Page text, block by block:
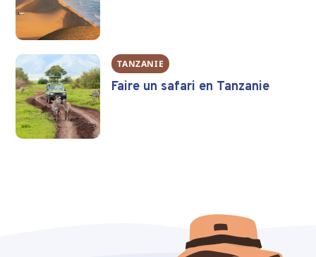
TANZANIE
Faire un safari en Tanzanie